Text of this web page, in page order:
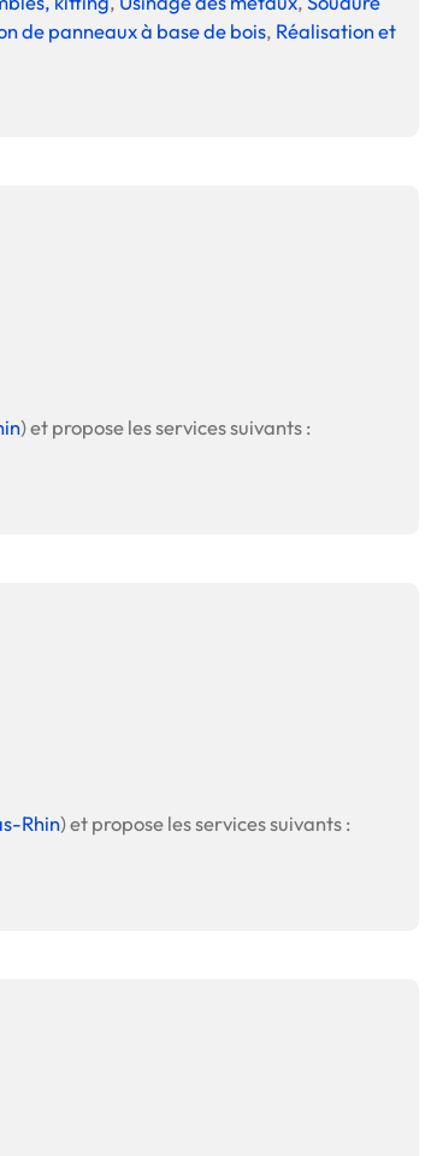
de panneaux à base de bois, Réalisation et
) et propose les services suivants :
Rhin) et propose les services suivants :